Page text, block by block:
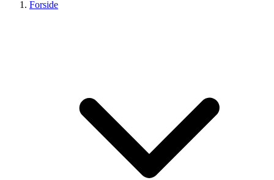
Forside